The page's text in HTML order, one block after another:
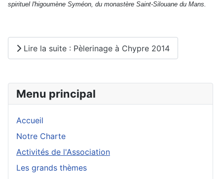
Menu principal
Accueil
Notre Charte
Activités de l'Association
Les grands thèmes
spirituel l'higoumène Syméon, du monastère Saint-Silouane du Mans.
Lire la suite : Pèlerinage à Chypre 2014